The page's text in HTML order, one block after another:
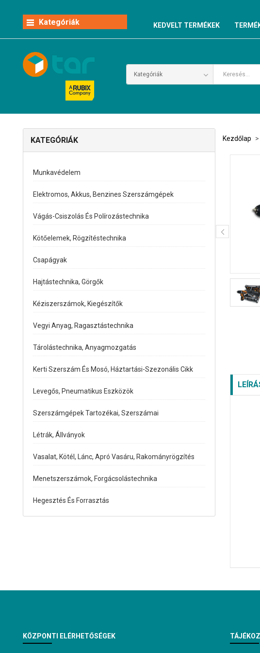
Kategóriák KEDVELT TERMÉKEK
KATEGÓRIÁK
Munkavédelem
Elektromos, Akkus, Benzines Szerszámgépek
Vágás-Csiszolás És Polírozástechnika
Kötőelemek, Rögzítéstechnika
Csapágyak
Hajtástechnika, Görgők
Kéziszerszámok, Kiegészítők
Vegyi Anyag, Ragasztástechnika
Tárolástechnika, Anyagmozgatás
Kerti Szerszám És Mosó, Háztartási-Szezonális Cikk
Levegős, Pneumatikus Eszközök
Szerszámgépek Tartozékai, Szerszámai
Létrák, Állványok
Vasalat, Kötél, Lánc, Apró Vasáru, Rakományrögzítés
Menetszerszámok, Forgácsolástechnika
Hegesztés És Forrasztás
Kezdőlap >
KÖZPONTI ELÉRHETŐSÉGEK